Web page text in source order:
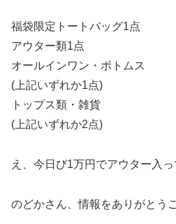
福袋限定トートバッグ1点
アウター類1点
オールインワン・ボトムス
(上記いずれか1点)
トップス類・雑貨
(上記いずれか2点)
え、今日び1万円でアウター入っ
のどかさん、情報をありがとう